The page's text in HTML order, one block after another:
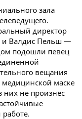
зала
директор
и Валдис Пельш —
подошли певец
вещания
маске
них не произнёс